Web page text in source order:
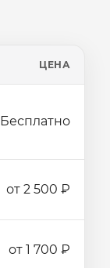
ЦЕНА
Бесплатно
от 2 500 ₽
от 1 700 ₽